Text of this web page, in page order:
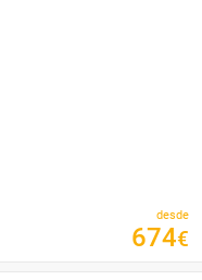
desde
674€